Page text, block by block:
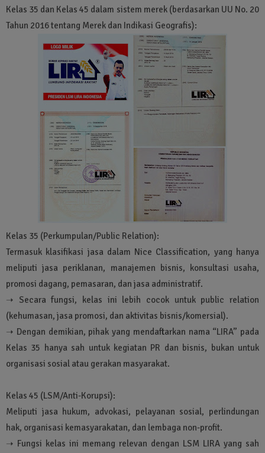
Kelas 35 dan Kelas 45 dalam sistem merek (berdasarkan UU No. 20
Tahun 2016 tentang Merek dan Indikasi Geografis):
Kelas 35 (Perkumpulan/Public Relation):
Termasuk klasifikasi jasa dalam Nice Classification, yang hanya
meliputi jasa periklanan, manajemen bisnis, konsultasi usaha,
promosi dagang, pemasaran, dan jasa administratif.
➝ Secara fungsi, kelas ini lebih cocok untuk public relation
(kehumasan, jasa promosi, dan aktivitas bisnis/komersial).
➝ Dengan demikian, pihak yang mendaftarkan nama “LIRA” pada
Kelas 35 hanya sah untuk kegiatan PR dan bisnis, bukan untuk
organisasi sosial atau gerakan masyarakat.
Kelas 45 (LSM/Anti-Korupsi):
Meliputi jasa hukum, advokasi, pelayanan sosial, perlindungan
hak, organisasi kemasyarakatan, dan lembaga non-profit.
➝ Fungsi kelas ini memang relevan dengan LSM LIRA yang sah